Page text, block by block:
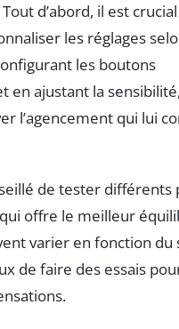
d’abord, il est
les réglages
les boutons
en ajustant la
l’agencement qui lui
de tester différents
offre le meilleur
varier en fonction du
de faire des essais